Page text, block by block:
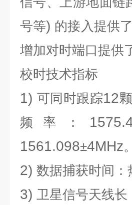
号等) 的接入提供
增加对时端口提供
校时技术指标
1) 可同时跟踪12颗
频率：
1561.098±4MHz。
2) 数据捕获时间：
3) 卫星信号天线长